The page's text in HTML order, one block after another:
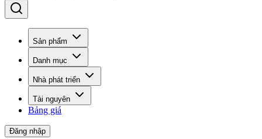
Sản phẩm
Danh mục
Nhà phát triển
Tài nguyên
Bảng giá
Đăng nhập